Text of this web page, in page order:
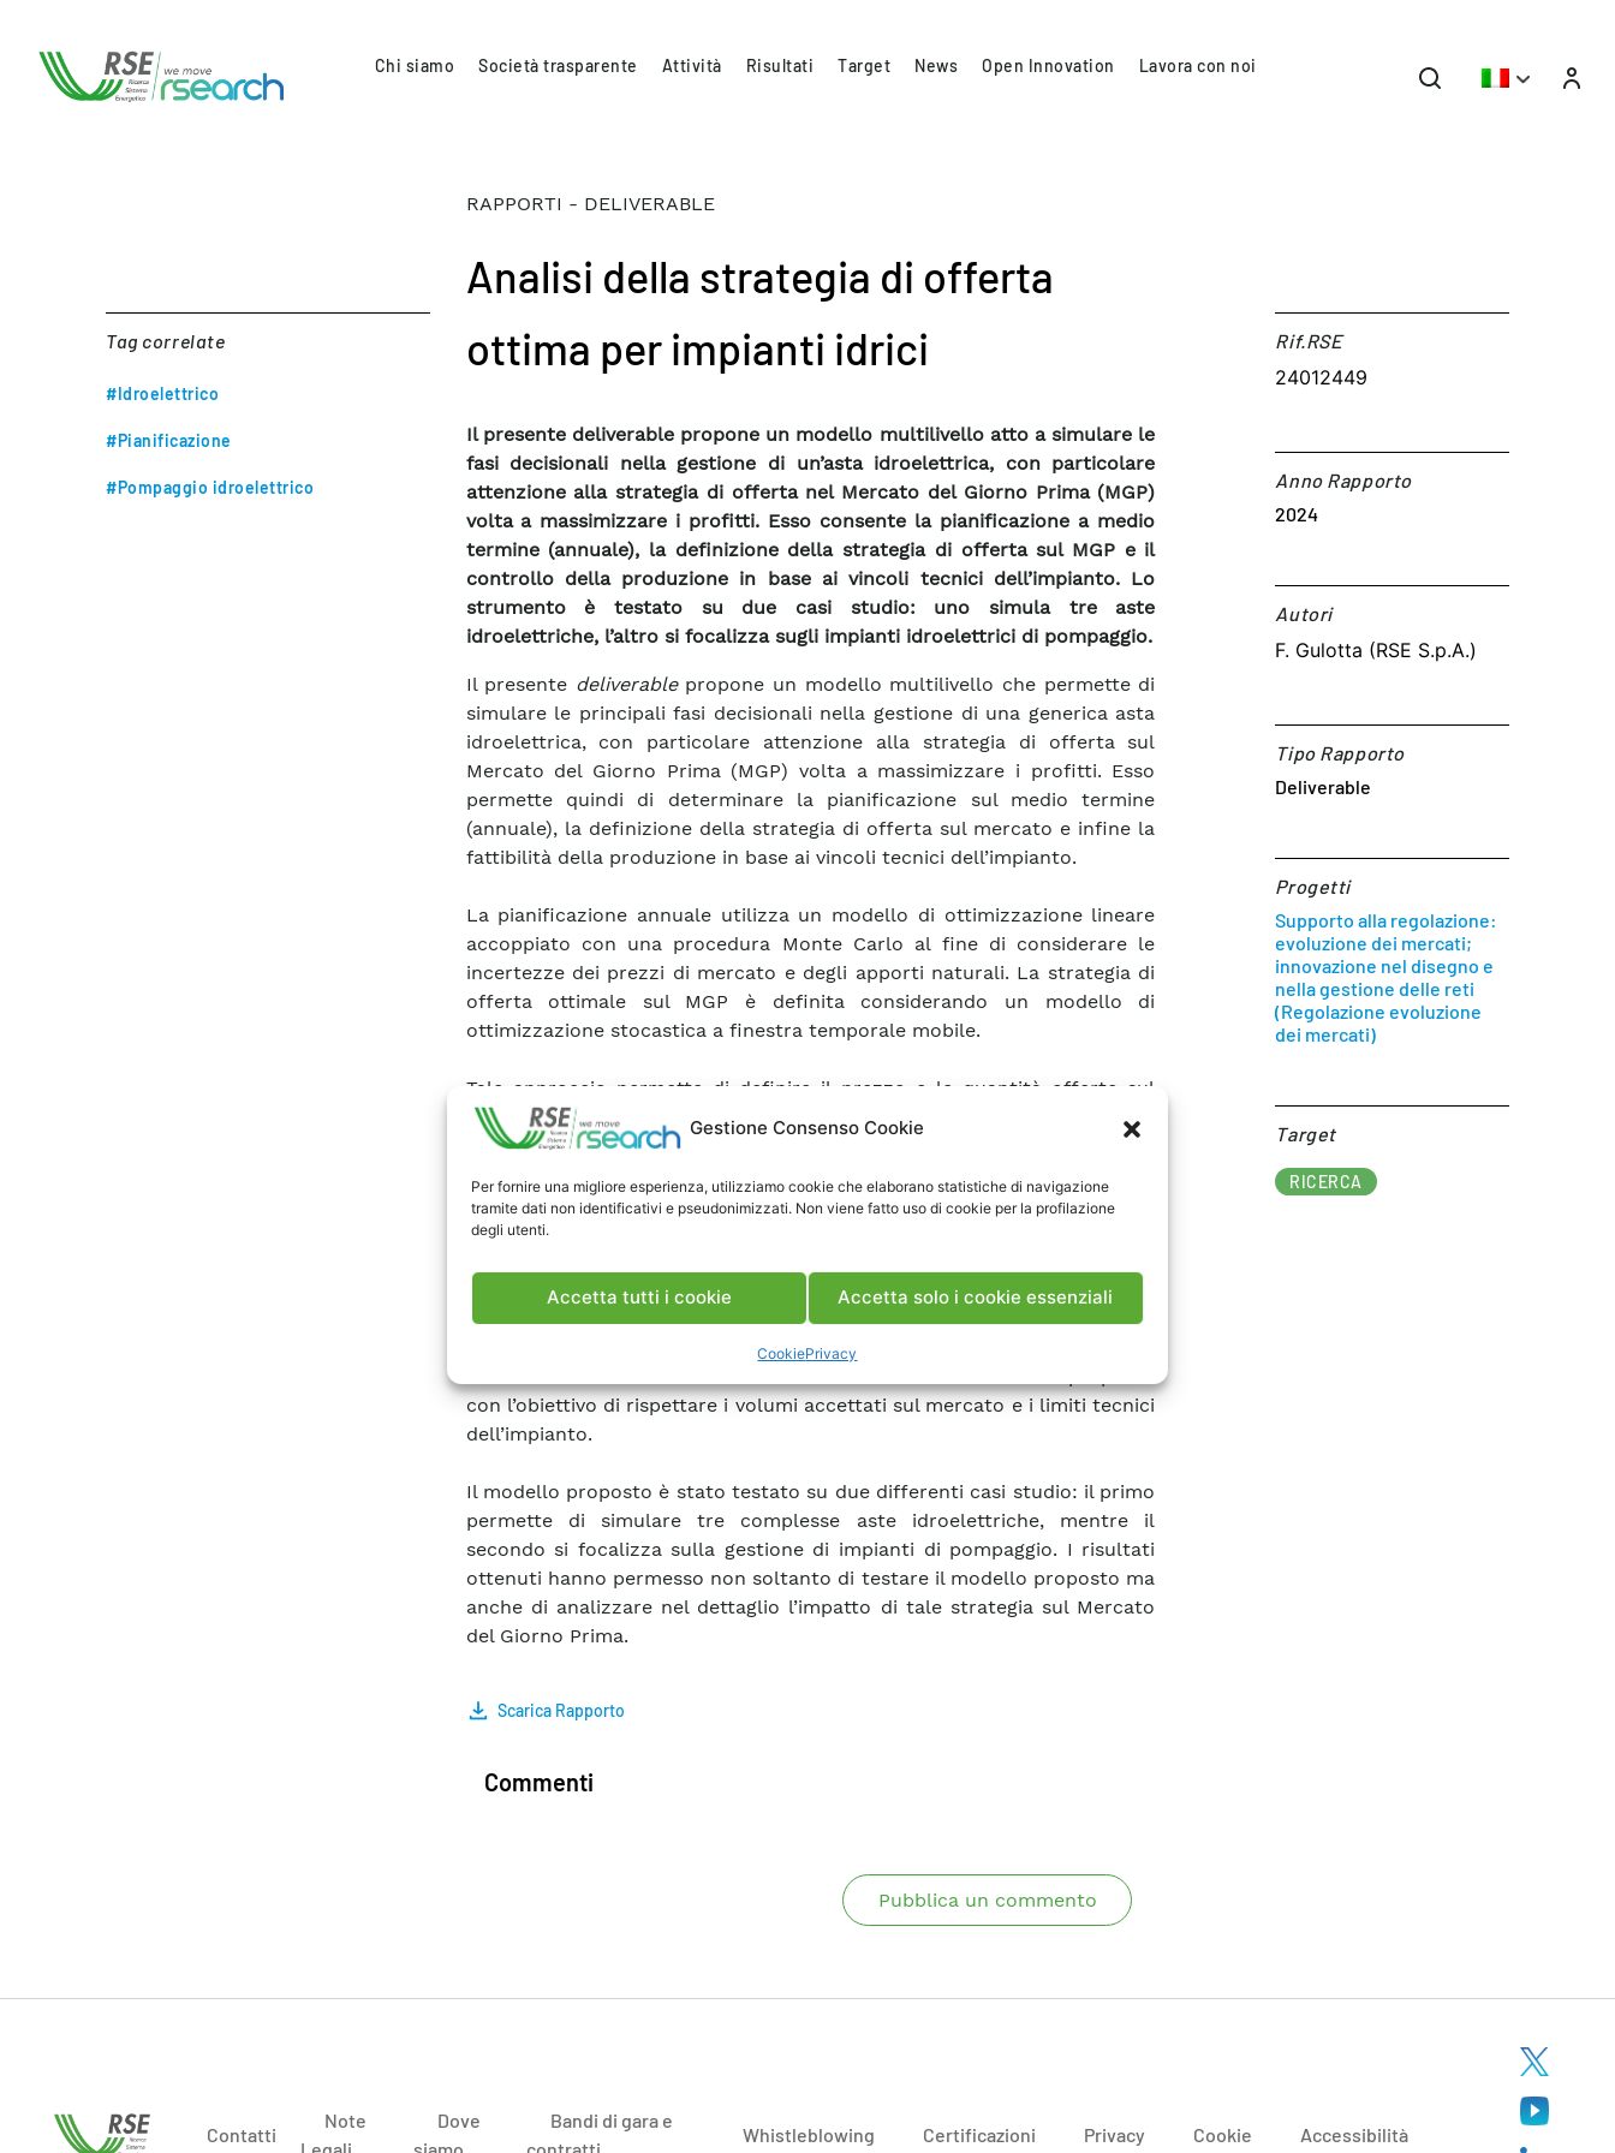
Gestione Consenso Cookie
Per fornire una migliore esperienza, utilizziamo cookie che elaborano statistiche di navigazione
tramite dati non identificativi e pseudonimizzati. Non viene fatto uso di cookie per la profilazione
degli utenti.
Accetta tutti i cookie Accetta solo i cookie essenziali
CookiePrivacy
Chi siamo Società trasparente Attività Risultati Target News Open Innovation Lavora con noi
Tag correlate
#Idroelettrico
#Pianificazione
#Pompaggio idroelettrico
RAPPORTI - DELIVERABLE
Analisi della strategia di offerta
ottima per impianti idrici
Il presente deliverable propone un modello multilivello atto a simulare le
fasi decisionali nella gestione di un’asta idroelettrica, con particolare
attenzione alla strategia di offerta nel Mercato del Giorno Prima (MGP)
volta a massimizzare i profitti. Esso consente la pianificazione a medio
termine (annuale), la definizione della strategia di offerta sul MGP e il
controllo della produzione in base ai vincoli tecnici dell’impianto. Lo
strumento è testato su due casi studio: uno simula tre aste
idroelettriche, l’altro si focalizza sugli impianti idroelettrici di pompaggio.
Il presente deliverablepropone un modello multilivello che permette di
simulare le principali fasi decisionali nella gestione di una generica asta
idroelettrica, con particolare attenzione alla strategia di offerta sul
Mercato del Giorno Prima (MGP) volta a massimizzare i profitti. Esso
permette quindi di determinare la pianificazione sul medio termine
(annuale), la definizione della strategia di offerta sul mercato e infine la
fattibilità della produzione in base ai vincoli tecnici dell’impianto.
La pianificazione annuale utilizza un modello di ottimizzazione lineare
accoppiato con una procedura Monte Carlo al fine di considerare le
incertezze dei prezzi di mercato e degli apporti naturali. La strategia di
offerta ottimale sul MGP è definita considerando un modello di
ottimizzazione stocastica a finestra temporale mobile.
Tale approccio permette di definire il prezzo e le quantità offerte sul
mercato da parte dell’impianto in analisi considerando non soltanto
l’attuale stato delle risorse (e.g., il livello dei bacini), ma anche la
L’impatto sul MGP della strategia di offerta ottenuta è stato valutato
simulare accuratamente gli esiti del mercato introducendo le nuove
offerte determinate dallo strumento sviluppato. Infine, sulla base degli
esiti del mercato e degli apporti naturali reali, l’impianto idroelettrico in
con l’obiettivo di rispettare i volumi accettati sul mercato e i limiti tecnici
dell’impianto.
Il modello proposto è stato testato su due differenti casi studio: il primo
permette di simulare tre complesse aste idroelettriche, mentre il
secondo si focalizza sulla gestione di impianti di pompaggio. I risultati
ottenuti hanno permesso non soltanto di testare il modello proposto ma
anche di analizzare nel dettaglio l’impatto di tale strategia sul Mercato
del Giorno Prima.
Scarica Rapporto
Rif.RSE​
24012449
Anno Rapporto
2024
Autori​
F. Gulotta (RSE S.p.A.)
Tipo Rapporto
Deliverable
Progetti
Supporto alla regolazione:
evoluzione dei mercati;
innovazione nel disegno e
nella gestione delle reti
(Regolazione evoluzione
dei mercati)
Target​
RICERCA
Commenti
Pubblica un commento
Contatti
Note
Dove
Bandi di gara e
Whistleblowing Certificazioni Privacy Cookie Accessibilità